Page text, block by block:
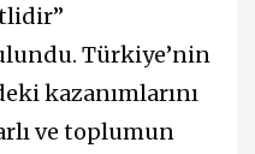
Türkiye’nin
kazanımlarını
ve toplumun